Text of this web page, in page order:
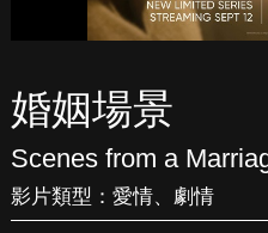
婚姻場景
Scenes from a
影片類型： 愛情、 劇情